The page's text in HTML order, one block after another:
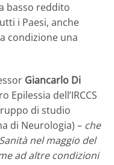
basso reddito
i Paesi, anche
condizione una
Giancarlo Di
Epilessia dell’IRCCS
di studio
di Neurologia) – che
nel maggio del
ad altre condizioni